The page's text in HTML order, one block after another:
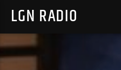
LGN RADIO